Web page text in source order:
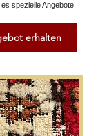
spezielle Angebote.
erhalten